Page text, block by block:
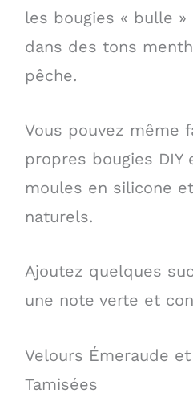
les bougies « bulle »
dans des tons
pêche.
Vous pouvez même
propres bougies DIY
moules en silicone
naturels.
Ajoutez quelques
une note verte et
Velours Émeraude
Tamisées